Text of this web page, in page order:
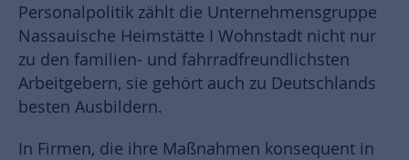
Personalpolitik zählt die Unternehmensgruppe
Nassauische Heimstätte I Wohnstadt nicht nur
zu den familien- und fahrradfreundlichsten
Arbeitgebern, sie gehört auch zu Deutschlands
besten Ausbildern.
In Firmen, die ihre Maßnahmen konsequent in